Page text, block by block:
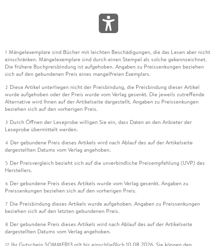
1 Mängelexemplare sind Bücher mit leichten Beschädigungen, die das Lesen aber nicht
einschränken. Mängelexemplare sind durch einen Stempel als solche gekennzeichnet.
Die frühere Buchpreisbindung ist aufgehoben. Angaben zu Preissenkungen beziehen
sich auf den gebundenen Preis eines mangelfreien Exemplars.
2 Diese Artikel unterliegen nicht der Preisbindung, die Preisbindung dieser Artikel
wurde aufgehoben oder der Preis wurde vom Verlag gesenkt. Die jeweils zutreffende
Alternative wird Ihnen auf der Artikelseite dargestellt. Angaben zu Preissenkungen
beziehen sich auf den vorherigen Preis.
3 Durch Öffnen der Leseprobe willigen Sie ein, dass Daten an den Anbieter der
Leseprobe übermittelt werden.
4 Der gebundene Preis dieses Artikels wird nach Ablauf des auf der Artikelseite
dargestellten Datums vom Verlag angehoben.
5 Der Preisvergleich bezieht sich auf die unverbindliche Preisempfehlung (UVP) des
Herstellers.
6 Der gebundene Preis dieses Artikels wurde vom Verlag gesenkt. Angaben zu
Preissenkungen beziehen sich auf den vorherigen Preis.
7 Die Preisbindung dieses Artikels wurde aufgehoben. Angaben zu Preissenkungen
beziehen sich auf den letzten gebundenen Preis.
8 Der gebundene Preis dieses Artikels wird nach Ablauf des auf der Artikelseite
dargestellten Datums vom Verlag angehoben.